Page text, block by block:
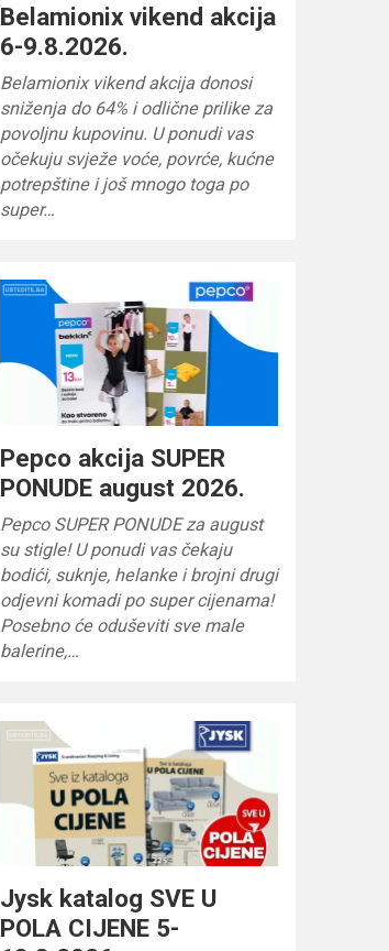
Belamionix vikend akcija
6-9.8.2026.
Belamionix vikend akcija donosi
sniženja do 64% i odlične prilike za
povoljnu kupovinu. U ponudi vas
očekuju svježe voće, povrće, kućne
potrepštine i još mnogo toga po
super…
Pepco akcija SUPER
PONUDE august 2026.
Pepco SUPER PONUDE za august
su stigle! U ponudi vas čekaju
bodići, suknje, helanke i brojni drugi
odjevni komadi po super cijenama!
Posebno će oduševiti sve male
balerine,…
Jysk katalog SVE U
POLA CIJENE 5-